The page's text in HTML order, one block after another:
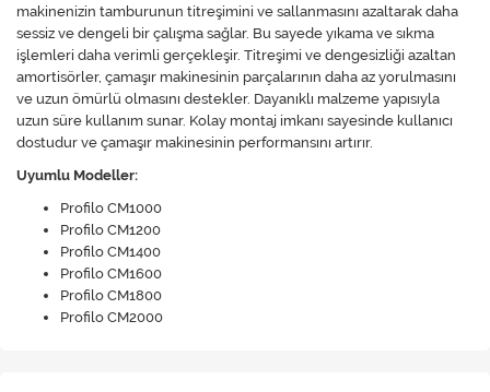
makinenizin tamburunun titreşimini ve sallanmasını azaltarak daha
sessiz ve dengeli bir çalışma sağlar. Bu sayede yıkama ve sıkma
işlemleri daha verimli gerçekleşir. Titreşimi ve dengesizliği azaltan
amortisörler, çamaşır makinesinin parçalarının daha az yorulmasını
ve uzun ömürlü olmasını destekler. Dayanıklı malzeme yapısıyla
uzun süre kullanım sunar. Kolay montaj imkanı sayesinde kullanıcı
dostudur ve çamaşır makinesinin performansını artırır.
Uyumlu Modeller:
Profilo CM1000
Profilo CM1200
Profilo CM1400
Profilo CM1600
Profilo CM1800
Profilo CM2000